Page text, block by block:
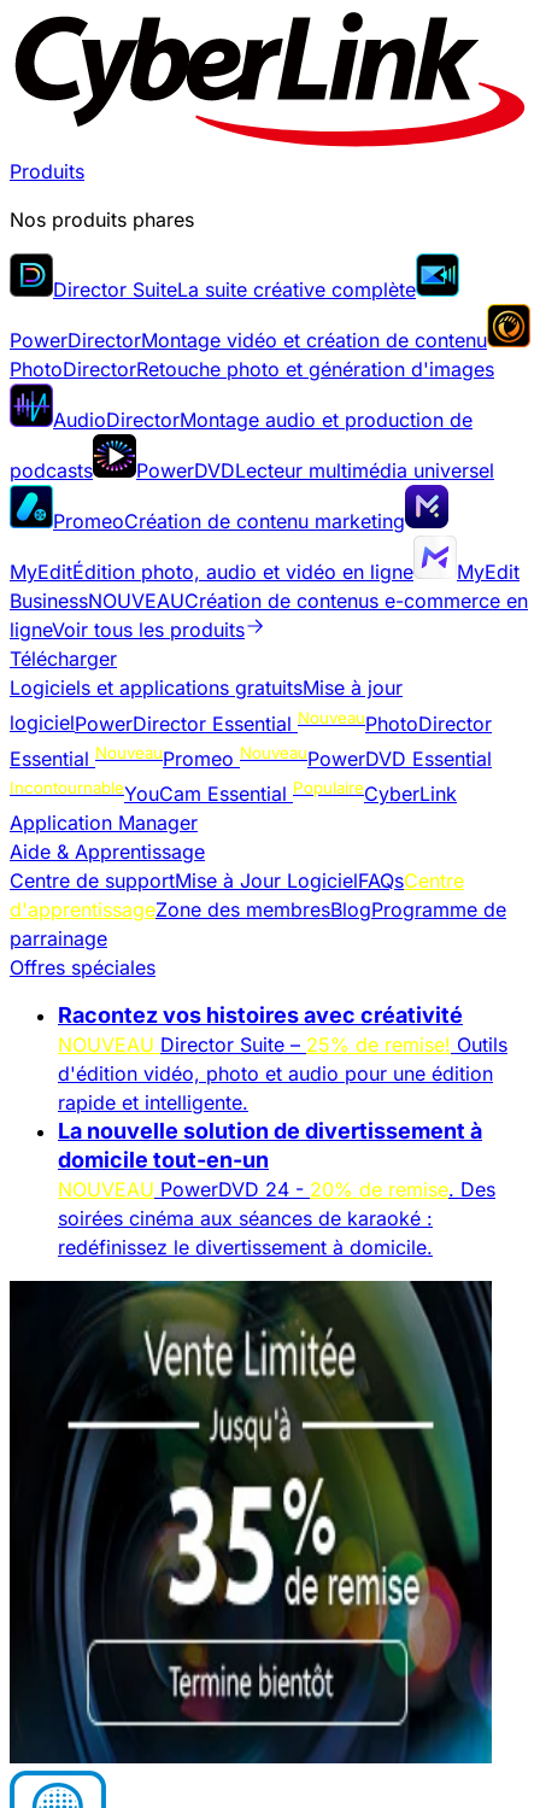
Produits
Nos produits phares
Director SuiteLa suite créative complète
PowerDirectorMontage vidéo et création de contenu
PhotoDirectorRetouche photo et génération d'images
AudioDirectorMontage audio et production de
podcasts PowerDVDLecteur multimédia universel
PromeoCréation de contenu marketing
MyEditÉdition photo, audio et vidéo en ligne
MyEdit
BusinessNOUVEAUCréation de contenus e-commerce en
ligneVoir tous les produits
Télécharger
Logiciels et applications gratuitsMise à jour
logicielPowerDirector Essential NouveauPhotoDirector
Essential NouveauPromeo NouveauPowerDVD Essential
IncontournableYouCam Essential PopulaireCyberLink
Application Manager
Aide & Apprentissage
Centre de supportMise à Jour LogicielFAQsCentre
d'apprentissageZone des membresBlogProgramme de
parrainage
Offres spéciales
Racontez vos histoires avec créativité
NOUVEAU Director Suite – 25% de remise! Outils
d'édition vidéo, photo et audio pour une édition
rapide et intelligente.
La nouvelle solution de divertissement à
domicile tout-en-un
NOUVEAU PowerDVD 24 - 20% de remise. Des
soirées cinéma aux séances de karaoké :
redéfinissez le divertissement à domicile.